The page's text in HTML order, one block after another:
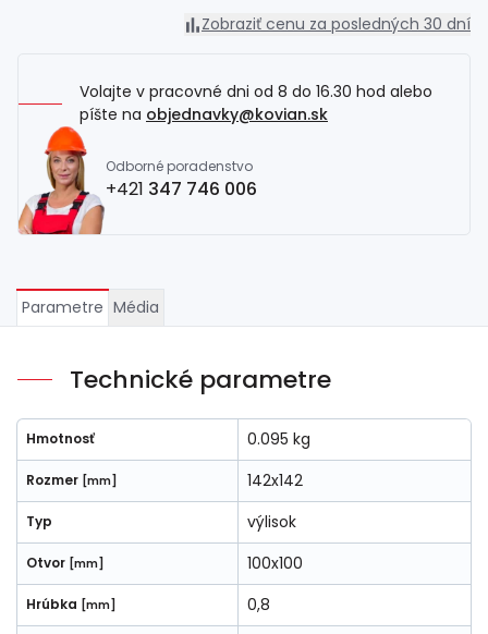
Zobraziť cenu za posledných 30 dní
Volajte v pracovné dni od 8 do 16.30 hod alebo
píšte na objednavky@kovian.sk
Odborné poradenstvo
+421 347 746 006
Parametre Média
Technické parametre
Hmotnosť 0.095 kg
Rozmer [mm] 142x142
Typ výlisok
Otvor [mm] 100x100
Hrúbka [mm] 0,8